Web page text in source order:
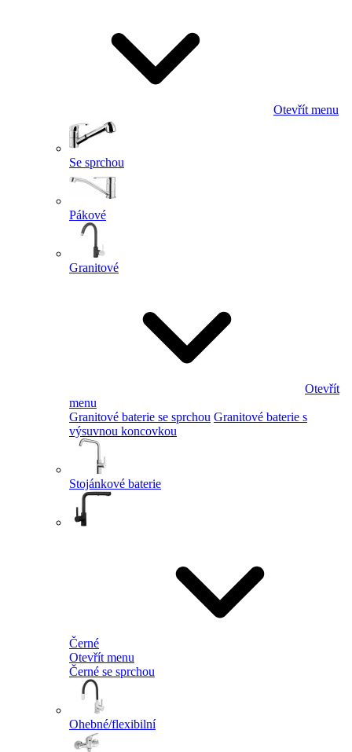
Otevřít menu
Se sprchou
Pákové
Granitové
Otevřít
menu
Granitové baterie se sprchou Granitové baterie s
výsuvnou koncovkou
Stojánkové baterie
Černé
Otevřít menu
Černé se sprchou
Ohebné/flexibilní